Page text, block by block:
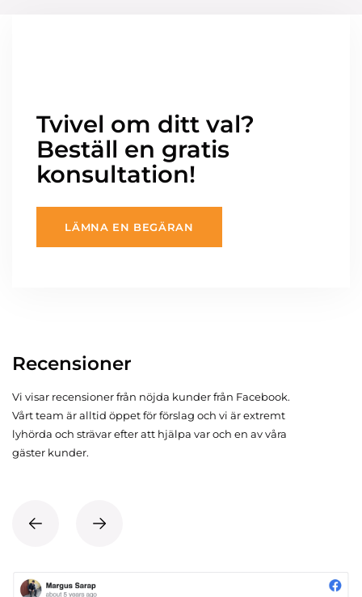
Tvivel om ditt val?
Beställ en gratis
konsultation!
LÄMNA EN BEGÄRAN
Recensioner
Vi visar recensioner från nöjda kunder från Facebook.
Vårt team är alltid öppet för förslag och vi är extremt
lyhörda och strävar efter att hjälpa var och en av våra
gäster kunder.